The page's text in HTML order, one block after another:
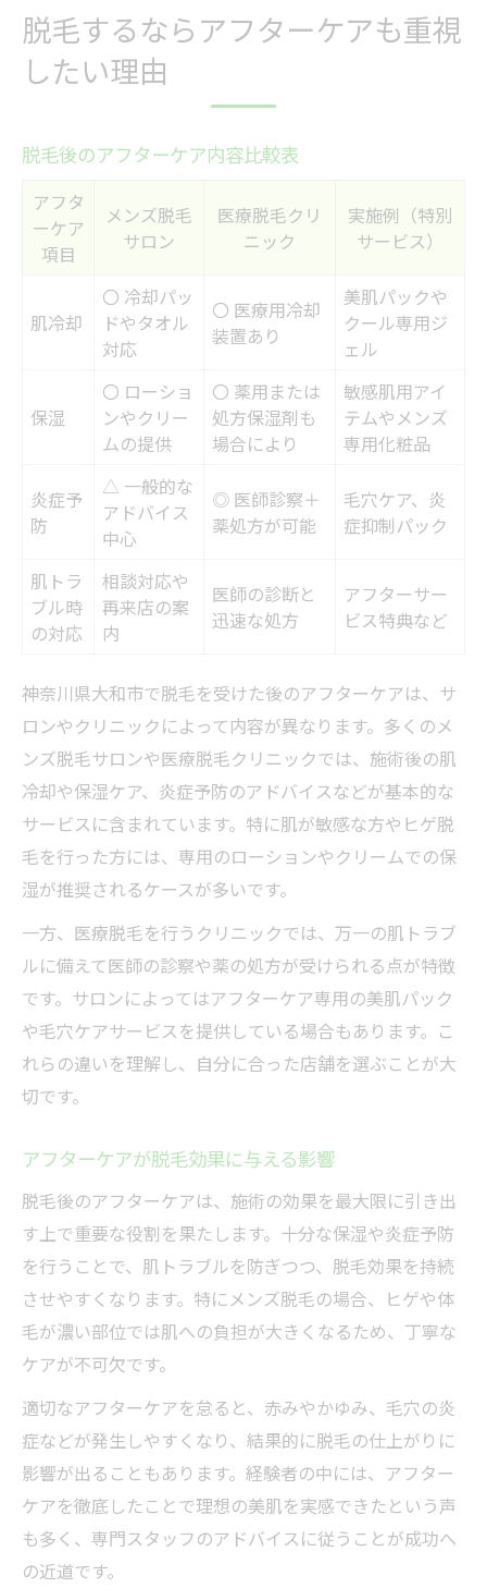
脱毛するならアフターケアも重視
したい理由
脱毛後のアフターケア内容比較表
アフタ
ーケア
項目
メンズ脱毛
サロン
医療脱毛クリ
ニック
実施例（特別
サービス）
肌冷却
〇 冷却パッ
ドやタオル
対応
〇 医療用冷却
装置あり
美肌パックや
クール専用ジ
ェル
保湿
〇 ローショ
ンやクリー
ムの提供
〇 薬用または
処方保湿剤も
場合により
敏感肌用アイ
テムやメンズ
専用化粧品
炎症予
防
△ 一般的な
アドバイス
中心
◎ 医師診察＋
薬処方が可能
毛穴ケア、炎
症抑制パック
肌トラ
ブル時
の対応
相談対応や
再来店の案
内
医師の診断と
迅速な処方
アフターサー
ビス特典など
神奈川県大和市で脱毛を受けた後のアフターケアは、サ
ロンやクリニックによって内容が異なります。多くのメ
ンズ脱毛サロンや医療脱毛クリニックでは、施術後の肌
冷却や保湿ケア、炎症予防のアドバイスなどが基本的な
サービスに含まれています。特に肌が敏感な方やヒゲ脱
毛を行った方には、専用のローションやクリームでの保
湿が推奨されるケースが多いです。
一方、医療脱毛を行うクリニックでは、万一の肌トラブ
ルに備えて医師の診察や薬の処方が受けられる点が特徴
です。サロンによってはアフターケア専用の美肌パック
や毛穴ケアサービスを提供している場合もあります。こ
れらの違いを理解し、自分に合った店舗を選ぶことが大
切です。
アフターケアが脱毛効果に与える影響
脱毛後のアフターケアは、施術の効果を最大限に引き出
す上で重要な役割を果たします。十分な保湿や炎症予防
を行うことで、肌トラブルを防ぎつつ、脱毛効果を持続
させやすくなります。特にメンズ脱毛の場合、ヒゲや体
毛が濃い部位では肌への負担が大きくなるため、丁寧な
ケアが不可欠です。
適切なアフターケアを怠ると、赤みやかゆみ、毛穴の炎
症などが発生しやすくなり、結果的に脱毛の仕上がりに
影響が出ることもあります。経験者の中には、アフター
ケアを徹底したことで理想の美肌を実感できたという声
も多く、専門スタッフのアドバイスに従うことが成功へ
の近道です。